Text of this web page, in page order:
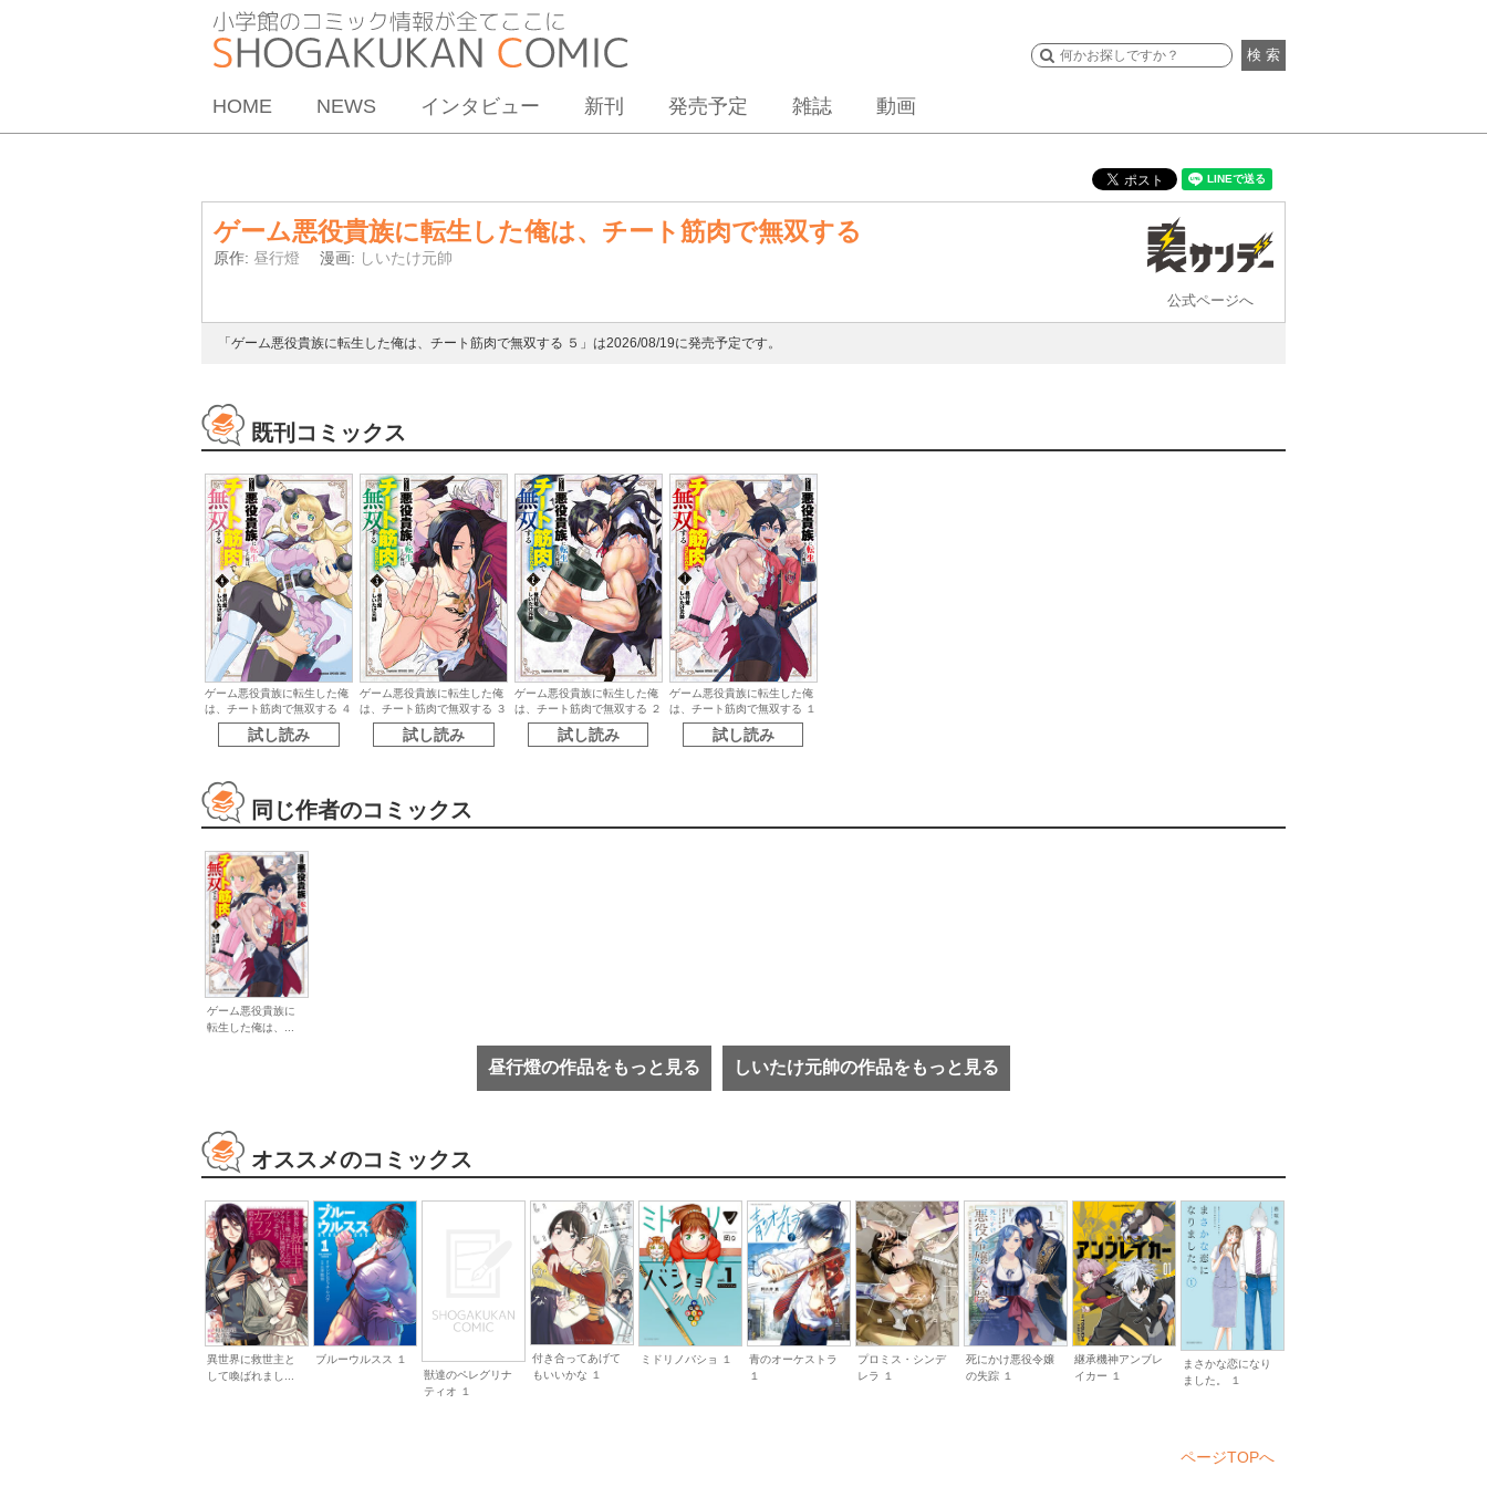
検 索
HOME NEWS インタビュー 新刊 発売予定 雑誌 動画
ゲーム悪役貴族に転生した俺は、チート筋肉で無双する
原作: 昼行燈 漫画: しいたけ元帥
公式ページへ
「ゲーム悪役貴族に転生した俺は、チート筋肉で無双する ５」は2026/08/19に発売予定です。
既刊コミックス
ゲーム悪役貴族に転生した俺
は、チート筋肉で無双する ４
試し読み
ゲーム悪役貴族に転生した俺
は、チート筋肉で無双する ３
試し読み
ゲーム悪役貴族に転生した俺
は、チート筋肉で無双する ２
試し読み
ゲーム悪役貴族に転生した俺
は、チート筋肉で無双する １
試し読み
同じ作者のコミックス
ゲーム悪役貴族に
転生した俺は、...
昼行燈の作品をもっと見る しいたけ元帥の作品をもっと見る
オススメのコミックス
異世界に救世主と
して喚ばれまし...
ブルーウルスス １
獣達のペレグリナ
ティオ １
付き合ってあげて
もいいかな １
ミドリノバショ １
青のオーケストラ
１
プロミス・シンデ
レラ １
死にかけ悪役令嬢
の失踪 １
継承機神アンブレ
イカー １
まさかな恋になり
ました。 １
ページTOPへ